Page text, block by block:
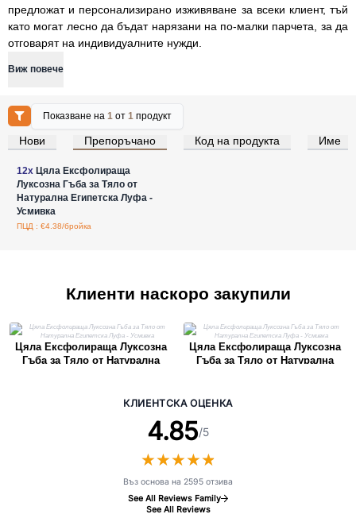
предложат и персонализирано изживяване за всеки клиент, тъй
като могат лесно да бъдат нарязани на по-малки парчета, за да
отговарят на индивидуалните нужди.
Виж повече
Показване на1 от1 продукт
Нови Препоръчано Код на продукта Име
Влезте за цени на едро
12xЦяла Ексфолираща
Луксозна Гъба за Тяло от
Натурална Египетска Луфа -
Усмивка
ПЦД : €4.38/бройка
Клиенти наскоро закупили
Цяла Ексфолираща Луксозна
Гъба за Тяло от Натурална
Цяла Ексфолираща Луксозна
Гъба за Тяло от Натурална
КЛИЕНТСКА ОЦЕНКА
4.85/5
★★★★★
★★★★★
Въз основа на 2595 отзива
See All Reviews Family
See All Reviews